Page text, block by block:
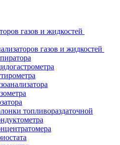
газов и жидкостей
газов и жидкостей
топливораздаточной